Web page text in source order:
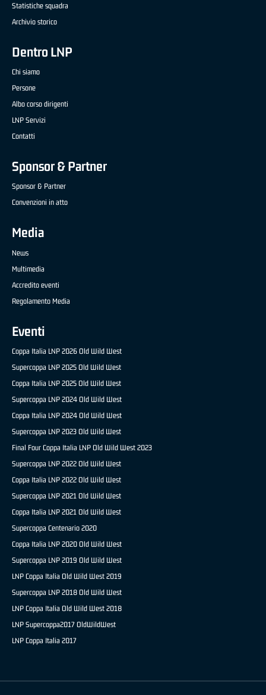
Statistiche squadra
Archivio storico
Dentro LNP
Chi siamo
Persone
Albo corso dirigenti
LNP Servizi
Contatti
Sponsor & Partner
Sponsor & Partner
Convenzioni in atto
Media
News
Multimedia
Accredito eventi
Regolamento Media
Eventi
Coppa Italia LNP 2026 Old Wild West
Supercoppa LNP 2025 Old Wild West
Coppa Italia LNP 2025 Old Wild West
Supercoppa LNP 2024 Old Wild West
Coppa Italia LNP 2024 Old Wild West
Supercoppa LNP 2023 Old Wild West
Final Four Coppa Italia LNP Old Wild West 2023
Supercoppa LNP 2022 Old Wild West
Coppa Italia LNP 2022 Old Wild West
Supercoppa LNP 2021 Old Wild West
Coppa Italia LNP 2021 Old Wild West
Supercoppa Centenario 2020
Coppa Italia LNP 2020 Old Wild West
Supercoppa LNP 2019 Old Wild West
LNP Coppa Italia Old Wild West 2019
Supercoppa LNP 2018 Old Wild West
LNP Coppa Italia Old Wild West 2018
LNP Supercoppa2017 OldWildWest
LNP Coppa Italia 2017